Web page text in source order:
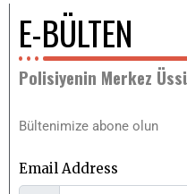
E-BÜLTEN
Polisiyenin Merkez
Bültenimize abone olun
Email Address